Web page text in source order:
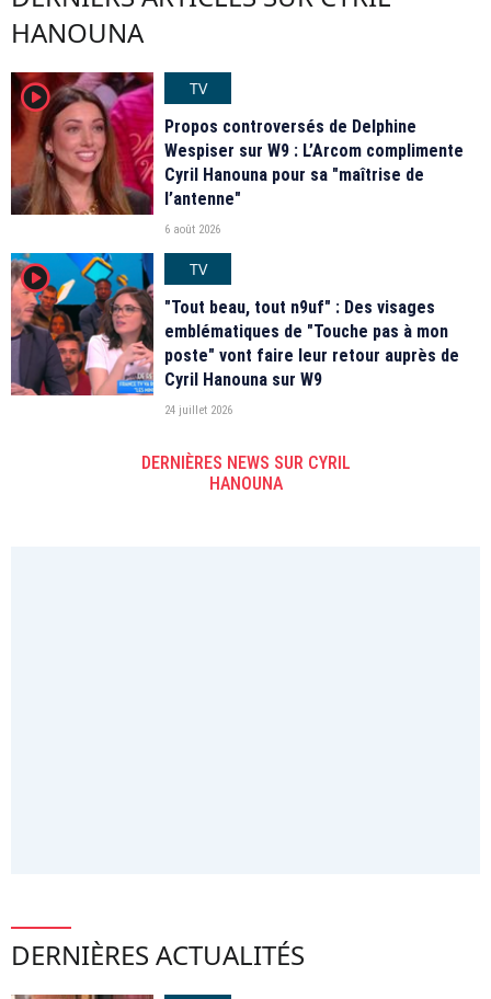
HANOUNA
player2
TV
Propos controversés de Delphine
Wespiser sur W9 : L’Arcom complimente
Cyril Hanouna pour sa "maîtrise de
l’antenne"
6 août 2026
player2
TV
"Tout beau, tout n9uf" : Des visages
emblématiques de "Touche pas à mon
poste" vont faire leur retour auprès de
Cyril Hanouna sur W9
24 juillet 2026
DERNIÈRES NEWS SUR CYRIL
HANOUNA
DERNIÈRES ACTUALITÉS